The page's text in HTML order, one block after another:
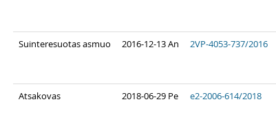
Suinteresuotas asmuo 2016-12-13 An 2VP-4053-737/2016
Atsakovas 2018-06-29 Pe e2-2006-614/2018